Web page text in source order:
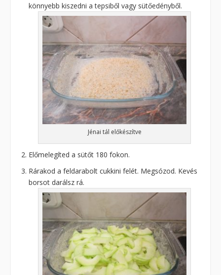
könnyebb kiszedni a tepsiből vagy sütőedényből.
Jénai tál előkészítve
Előmelegíted a sütőt 180 fokon.
Rárakod a feldarabolt cukkini felét. Megsózod. Kevés
borsot darálsz rá.